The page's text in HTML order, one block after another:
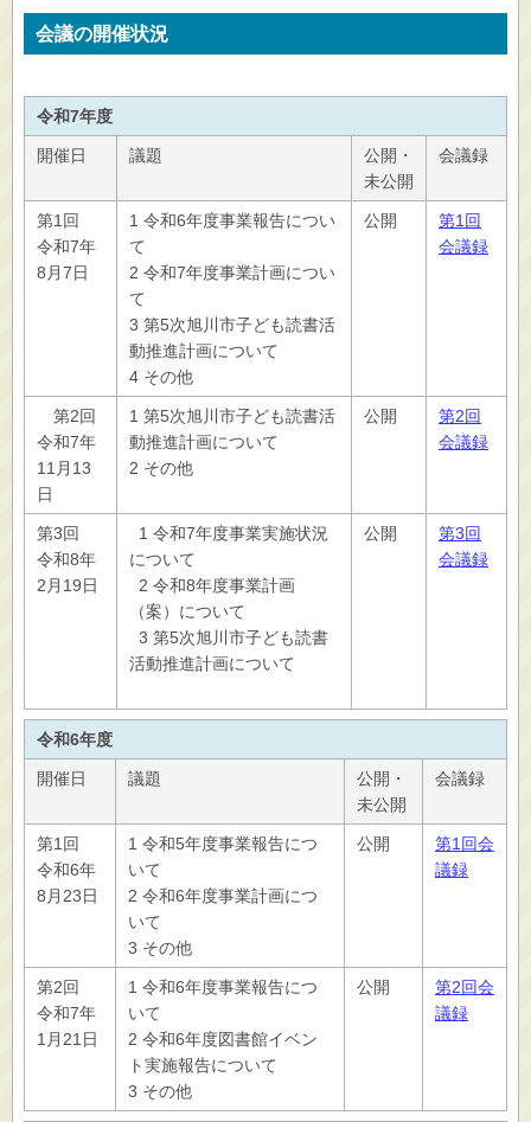
会議の開催状況
令和7年度
開催日 議題
公開・
未公開
会議録
第1回
令和7年
8月7日
1 令和6年度事業報告につい
て
2 令和7年度事業計画につい
て
3 第5次旭川市子ども読書活
動推進計画について
4 その他
公開
第1回
会議録
第2回
令和7年
11月13
日
1 第5次旭川市子ども読書活
動推進計画について
2 その他
公開
第2回
会議録
第3回
令和8年
2月19日
1 令和7年度事業実施状況
について
2 令和8年度事業計画
（案）について
3 第5次旭川市子ども読書
活動推進計画について
公開
第3回
会議録
令和6年度
開催日 議題
公開・
未公開
会議録
第1回
令和6年
8月23日
1 令和5年度事業報告につ
いて
2 令和6年度事業計画につ
いて
3 その他
公開
第1回会
議録
第2回
令和7年
1月21日
1 令和6年度事業報告につ
いて
2 令和6年度図書館イベン
ト実施報告について
3 その他
公開
第2回会
議録